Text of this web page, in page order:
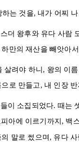
하는 것을, 내가 어찌
더 왕후와 유다 사람
하만의 재산을 빼앗아서
살려야 하니, 왕의 이
로 만들고, 내 인장
이 소집되었다. 때는
아에 이르기까지, 백
말로 썼으며, 유다사